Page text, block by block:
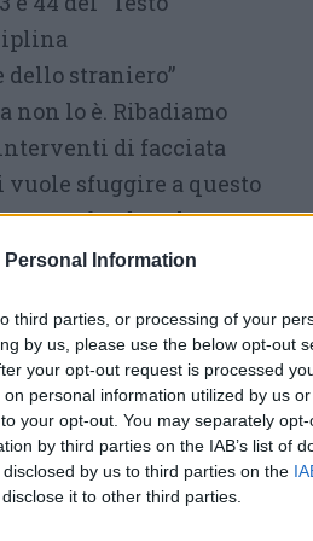
Personal Information
third parties, or processing of your
by us, please use the below opt-out
your opt-out request is processed
personal information utilized by us
your opt-out. You may separately
by third parties on the IAB’s list of
by us to third parties on the
it to other third parties.
straniero”
non lo è. Ribadiamo
di facciata
sfuggire a questo
e profonde sul
con le
impegnata con
dei minori e
di videosorveglianza
già aveva detto il
a confronto con la
soffre di problemi di